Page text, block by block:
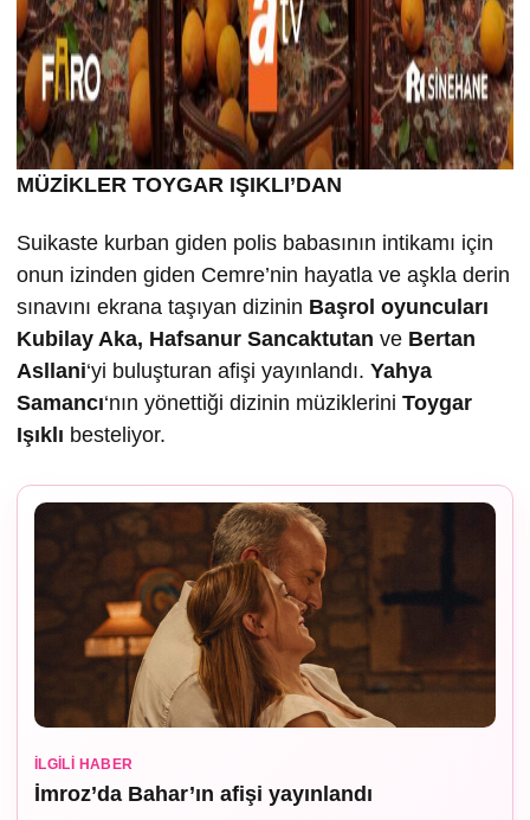
MÜZİKLER TOYGAR IŞIKLI’DAN
Suikaste kurban giden polis babasının intikamı için
onun izinden giden Cemre’nin hayatla ve aşkla derin
sınavını ekrana taşıyan dizinin Başrol oyuncuları
Kubilay Aka, Hafsanur Sancaktutan ve Bertan
Asllani‘yi buluşturan afişi yayınlandı. Yahya
Samancı‘nın yönettiği dizinin müziklerini Toygar
Işıklı besteliyor.
İLGILI HABER
İmroz’da Bahar’ın afişi yayınlandı